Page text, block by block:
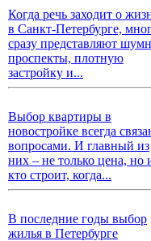
Когда речь заходит о
в Санкт-Петербурге,
сразу представляют
проспекты, плотную
застройку и...
Выбор квартиры в
новостройке всегда
вопросами. И главный из
них – не только цена, но
кто строит, когда...
В последние годы выбор
жилья в Петербурге